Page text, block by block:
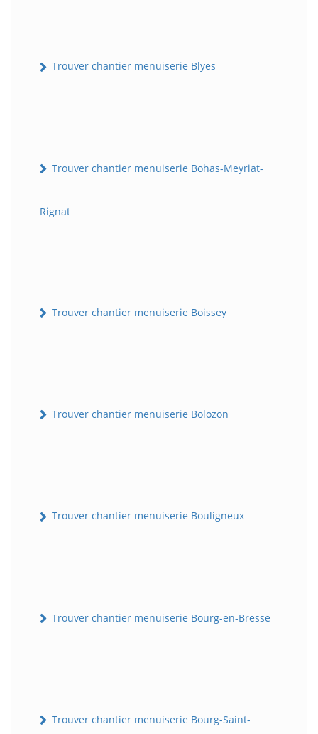
Trouver chantier menuiserie Blyes
Trouver chantier menuiserie Bohas-Meyriat-
Rignat
Trouver chantier menuiserie Boissey
Trouver chantier menuiserie Bolozon
Trouver chantier menuiserie Bouligneux
Trouver chantier menuiserie Bourg-en-Bresse
Trouver chantier menuiserie Bourg-Saint-